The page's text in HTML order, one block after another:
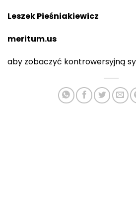
Leszek Pieśniakiewicz
meritum.us
aby zobaczyć kontrowersyjną